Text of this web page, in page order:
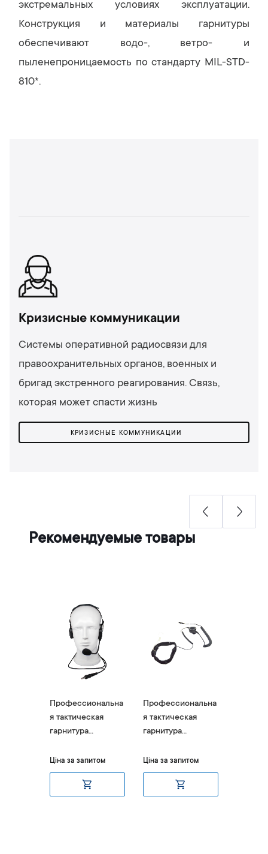
экстремальных условиях эксплуатации.
Конструкция и материалы гарнитуры
обеспечивают водо-, ветро- и
пыленепроницаемость по стандарту MIL-STD-
810*.
Кризисные коммуникации
Системы оперативной радиосвязи для
правоохранительных органов, военных и
бригад экстренного реагирования. Связь,
которая может спасти жизнь
КРИЗИСНЫЕ КОММУНИКАЦИИ
Рекомендуемые товары
Профессиональна
я тактическая
гарнитура
типа Agent-580
Ціна за запитом
Профессиональна
я тактическая
гарнитура
типа Agent-796
Ціна за запитом